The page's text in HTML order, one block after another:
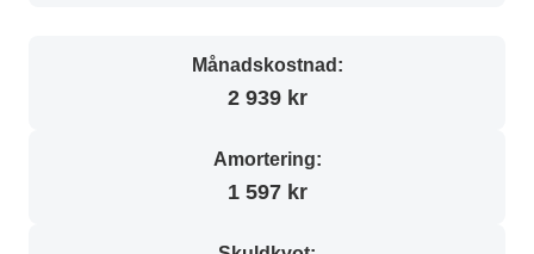
Månadskostnad:
2 939 kr
Amortering:
1 597 kr